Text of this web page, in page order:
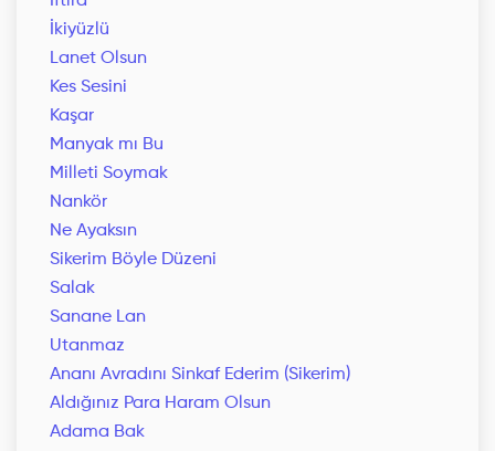
İkiyüzlü
Lanet Olsun
Kes Sesini
Kaşar
Manyak mı Bu
Milleti Soymak
Nankör
Ne Ayaksın
Sikerim Böyle Düzeni
Salak
Sanane Lan
Utanmaz
Ananı Avradını Sinkaf Ederim (Sikerim)
Aldığınız Para Haram Olsun
Adama Bak